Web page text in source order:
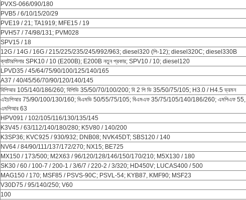
PVXS-066/090/180
PVB5 / 6/10/15/20/29
PVE19 / 21; TA1919; MFE15 / 19
PVH57 / 74/98/131; PVM028
SPV15 / 18
12G / 14G / 16G / 215/225/235/245/992/963; diesel320 (পি-12); diesel320C; diesel330B
ক্যাটারপিলার SPK10 / 10 (E200B); E200B নতুন প্রকার; SPV10 / 10; diesel120
LPVD35 / 45/64/75/90/100/125/140/165
A37 / 40/45/56/70/90/120/140/145
বিপিআর 105/140/186/260; বিপিভি 35/50/70/100/200; বি 2 পি ভি 35/50/75/105; H3.0 / H4.5 ভ্রমন
এইচপিআর 75/90/100/130/160; বিএমভি 50/55/75/105; বিএমএফ 35/75/105/140/186/260; এমপিএফ 55,
এমপিআর 63
HPV091 / 102/105/116/130/135/145
K3V45 / 63/112/140/180/280; K5V80 / 140/200
K3SP36; KVC925 / 930/932; DNB08; NVK45DT; SBS120 / 140
NV64 / 84/90/111/137/172/270; NX15; BE725
MX150 / 173/500; M2X63 / 96/120/128/146/150/170/210; M5X130 / 180
SK30 / 60 / 100-7 / 200-1 / 3/6/7 / 220-2 / 3/320; HD450V; LUCAS400 / 500
MAG150 / 170; MSF85 / PSVS-90C; PSVL-54; KYB87, KMF90; MSF23
V30D75 / 95/140/250; V60
100